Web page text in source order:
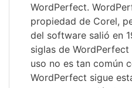
WordPerfect.
propiedad de Corel,
del software salió en
siglas de
uso no es tan común
WordPerfect sigue